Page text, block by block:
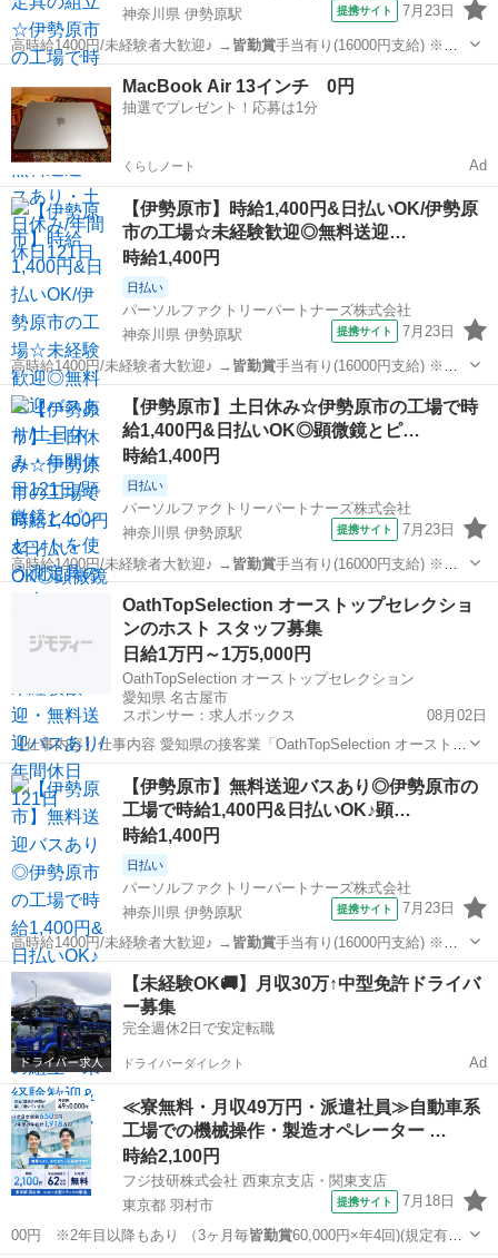
神奈川県 伊勢原駅
提携サイト 7月23日
高時給1400円/未経験者大歓迎♪ → 皆勤賞手当有り(16000円支給) ※条
件有…
工場
MacBook Air 13インチ 0円
抽選でプレゼント！応募は1分
くらしノート Ad
【伊勢原市】時給1,400円&日払いOK/伊勢原
市の工場☆未経験歓迎◎無料送迎…
時給1,400円
日払い
パーソルファクトリーパートナーズ株式会社
神奈川県 伊勢原駅
提携サイト 7月23日
高時給1400円/未経験者大歓迎♪ → 皆勤賞手当有り(16000円支給) ※条
件有…
神奈川 伊勢原市 伊勢原駅 工場
【伊勢原市】土日休み☆伊勢原市の工場で時
給1,400円&日払いOK◎顕微鏡とピ…
時給1,400円
日払い
パーソルファクトリーパートナーズ株式会社
神奈川県 伊勢原駅
提携サイト 7月23日
高時給1400円/未経験者大歓迎♪ → 皆勤賞手当有り(16000円支給) ※条
件有…
神奈川
OathTopSelection オーストップセレクショ
ンのホスト スタッフ募集
日給1万円～1万5,000円
OathTopSelection オーストップセレクション
愛知県 名古屋市
スポンサー：求人ボックス
08月02日
【仕事内容】仕事内容 愛知県の接客業「OathTopSelection オーストッ
プセレクション」でのホストのお仕事です。 お客様と会話しながらお
酒を提供して楽しんでもらうお仕事になります。 給 与 日給10,000
円〜15,00...
正社員 / アルバイト・パート
【伊勢原市】無料送迎バスあり◎伊勢原市の
工場で時給1,400円&日払いOK♪顕…
時給1,400円
日払い
パーソルファクトリーパートナーズ株式会社
神奈川県 伊勢原駅
提携サイト 7月23日
高時給1400円/未経験者大歓迎♪ → 皆勤賞手当有り(16000円支給) ※条
件有…
神奈川 伊勢原市 伊勢原駅 工場
【未経験OK🚚】月収30万↑中型免許ドライバ
ー募集
完全週休2日で安定転職
ドライバーダイレクト Ad
≪寮無料・月収49万円・派遣社員≫自動車系
工場での機械操作・製造オペレーター …
時給2,100円
フジ技研株式会社 西東京支店・関東支店
東京都 羽村市
提携サイト 7月18日
00円 ※2年目以降もあり （3ヶ月毎皆勤賞60,000円×年4回)(規定有）